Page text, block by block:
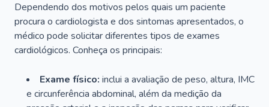
Dependendo dos motivos pelos quais um paciente
procura o cardiologista e dos sintomas apresentados, o
médico pode solicitar diferentes tipos de exames
cardiológicos. Conheça os principais:
Exame físico: inclui a avaliação de peso, altura, IMC
e circunferência abdominal, além da medição da